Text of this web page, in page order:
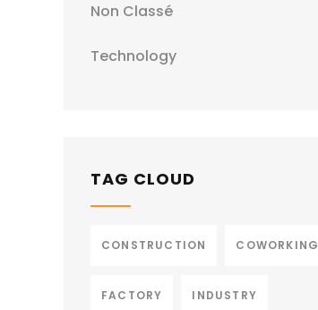
Non Classé
Technology
TAG CLOUD
CONSTRUCTION COWORKING
FACTORY INDUSTRY